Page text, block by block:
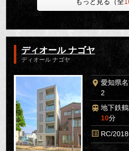
もっと見る（全
ディオール ナゴヤ
ディオール ナゴヤ
愛知県
2
地下鉄
10分
RC/